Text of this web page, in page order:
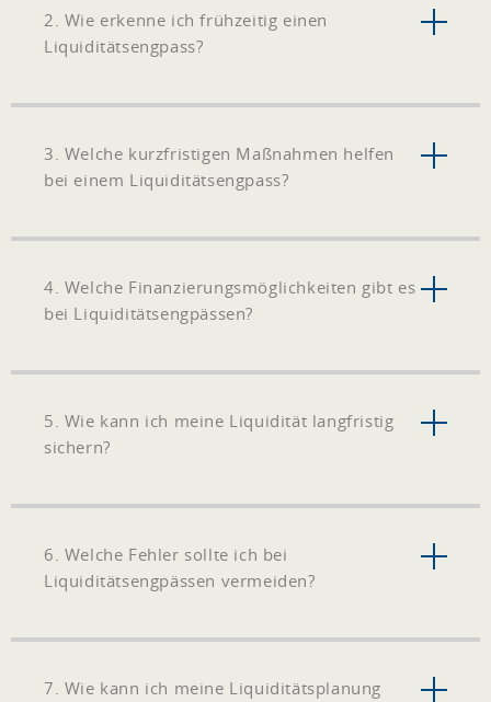
2. Wie erkenne ich frühzeitig einen
Liquiditätsengpass?
3. Welche kurzfristigen Maßnahmen helfen
bei einem Liquiditätsengpass?
4. Welche Finanzierungsmöglichkeiten gibt es
bei Liquiditätsengpässen?
5. Wie kann ich meine Liquidität langfristig
sichern?
6. Welche Fehler sollte ich bei
Liquiditätsengpässen vermeiden?
7. Wie kann ich meine Liquiditätsplanung